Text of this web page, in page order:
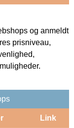
og anmeldt
prisniveau,
Link